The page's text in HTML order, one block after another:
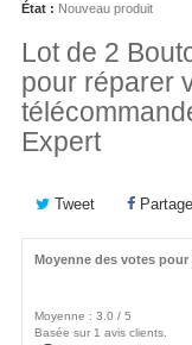
État : Nouveau produit
Lot de 2
pour réparer
Expert
Tweet
Moyenne des votes
Moyenne : 3.0 / 5
Basée sur 1 avis clients.